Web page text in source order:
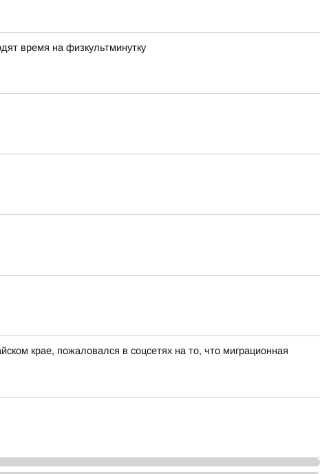
время на физкультминутку
крае, пожаловался в соцсетях на то, что миграционная